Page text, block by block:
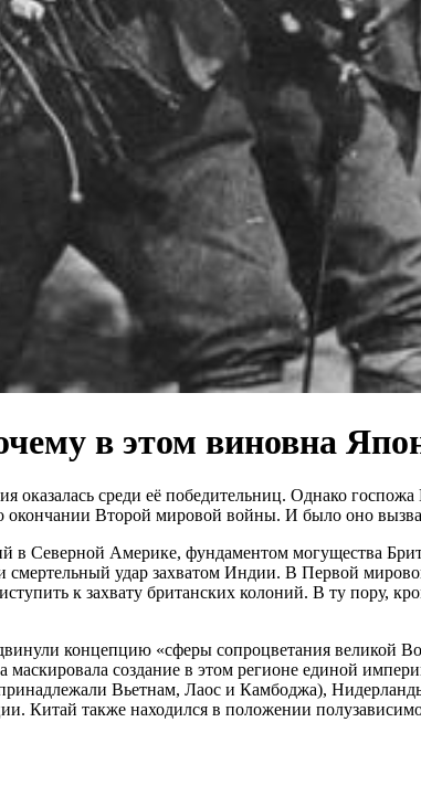
в этом виновна
оказалась среди её победительниц. Однако
Второй мировой войны. И было оно
Северной Америке, фундаментом могущества
удар захватом Индии. В Первой
к захвату британских колоний. В ту пору,
концепцию «сферы сопроцветания великой
маскировала создание в этом регионе единой
Вьетнам, Лаос и Камбоджа),
Китай также находился в положении